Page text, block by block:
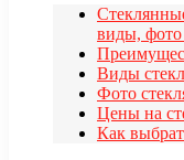
виды,
Виды
Фото
Цены на
Как